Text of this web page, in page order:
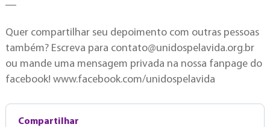
Quer compartilhar seu depoimento com outras pessoas
também? Escreva para contato@unidospelavida.org.br
ou mande uma mensagem privada na nossa fanpage do
facebook! www.facebook.com/unidospelavida
Compartilhar